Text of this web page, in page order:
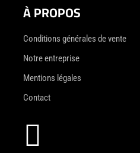
À PROPOS
Conditions générales de vente
Notre entreprise
Mentions légales
Contact
